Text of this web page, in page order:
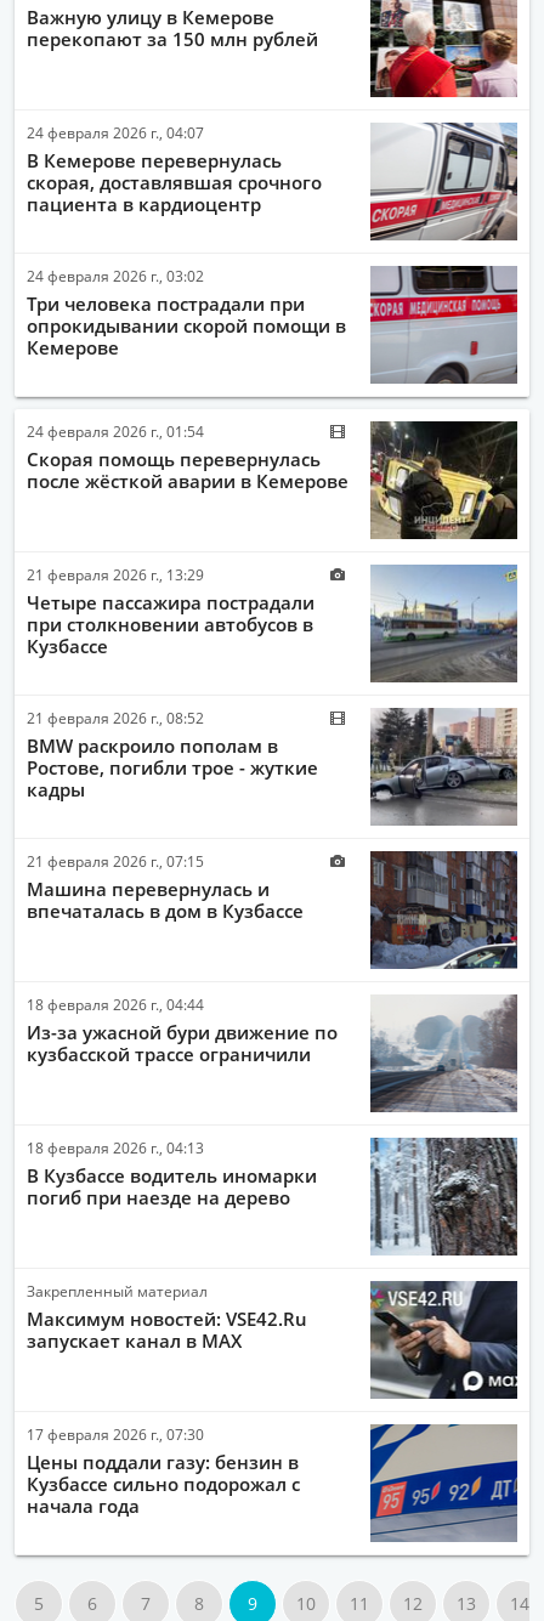
Важную улицу в Кемерове
перекопают за 150 млн рублей
24 февраля 2026 г., 04:07
В Кемерове перевернулась
скорая, доставлявшая срочного
пациента в кардиоцентр
24 февраля 2026 г., 03:02
Три человека пострадали при
опрокидывании скорой помощи в
Кемерове
24 февраля 2026 г., 01:54
Скорая помощь перевернулась
после жёсткой аварии в Кемерове
21 февраля 2026 г., 13:29
Четыре пассажира пострадали
при столкновении автобусов в
Кузбассе
21 февраля 2026 г., 08:52
BMW раскроило пополам в
Ростове, погибли трое - жуткие
кадры
21 февраля 2026 г., 07:15
Машина перевернулась и
впечаталась в дом в Кузбассе
18 февраля 2026 г., 04:44
Из-за ужасной бури движение по
кузбасской трассе ограничили
18 февраля 2026 г., 04:13
В Кузбассе водитель иномарки
погиб при наезде на дерево
Закрепленный материал
Максимум новостей: VSE42.Ru
запускает канал в MAX
17 февраля 2026 г., 07:30
Цены поддали газу: бензин в
Кузбассе сильно подорожал с
начала года
5 6 7 8 9 10 11 12 13 14